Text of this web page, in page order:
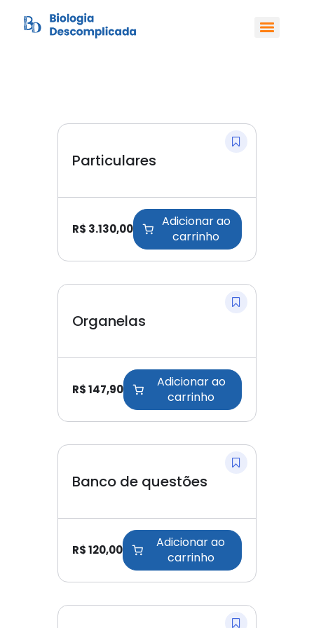
Particulares
R$ 3.130,00
Adicionar ao
carrinho
Organelas
R$147,90
Adicionar ao
carrinho
Banco de questões
R$120,00
Adicionar ao
carrinho